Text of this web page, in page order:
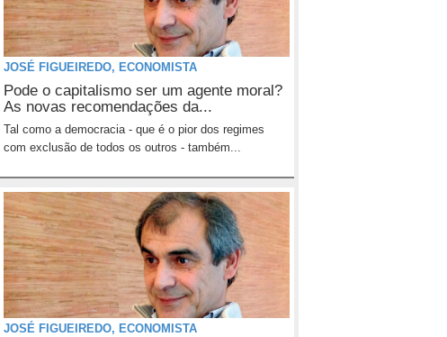
JOSÉ FIGUEIREDO, ECONOMISTA
Pode o capitalismo ser um agente moral?
As novas recomendações da...
Tal como a democracia - que é o pior dos regimes
com exclusão de todos os outros - também...
JOSÉ FIGUEIREDO, ECONOMISTA